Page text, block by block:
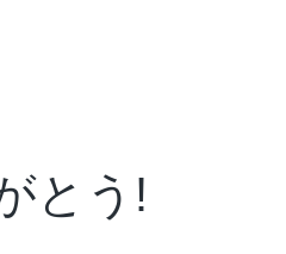
とう!